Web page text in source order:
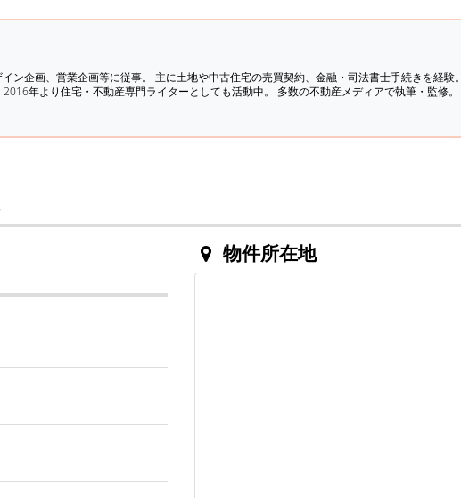
ン企画、営業企画等に従事。 主に土地や中古住宅の売買契約、金融・司法書士手続きを経験。
年より住宅・不動産専門ライターとしても活動中。 多数の不動産メディアで執筆・監修。
物件所在地